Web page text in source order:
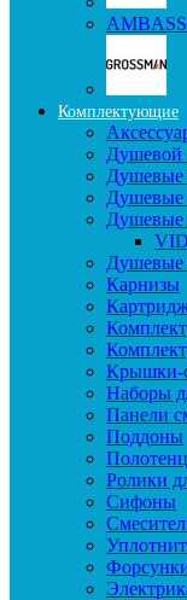
Комплектующие
Душевой
Душевые
Душевые
Душевые
Душевые
Карнизы
Крышки-
Наборы
Панели
Поддоны
Ролики
Сифоны